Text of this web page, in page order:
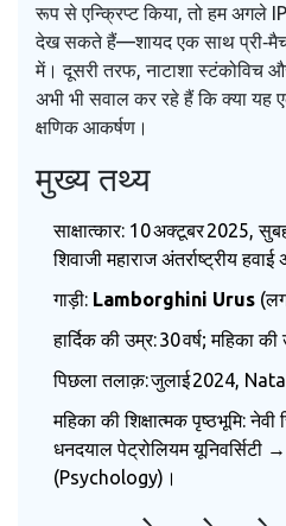
रूप से एन्क्रिप्ट किया, तो हम अगले
देख सकते हैं—शायद एक साथ प्री‑मैच
में। दूसरी तरफ, नाटाशा स्टंकोविच
अभी भी सवाल कर रहे हैं कि क्या
क्षणिक आकर्षण।
मुख्य तथ्य
साक्षात्कार: 10 अक्टूबर 2025,
शिवाजी महाराज अंतर्राष्ट्रीय
गाड़ी: Lamborghini Urus
हार्दिक की उम्र: 30 वर्ष; महिका की
पिछला तलाक़: जुलाई 2024,
महिका की शिक्षात्मक पृष्ठभूमि:
धनदयाल पेट्रोलियम
(Psychology)।